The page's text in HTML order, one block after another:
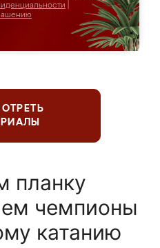
планку
чемпионы
катанию